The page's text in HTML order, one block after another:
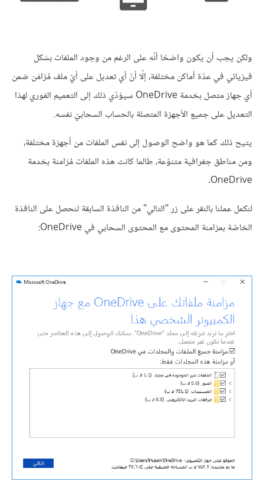
ولكن يجب أن يكون واضحًا أنّه على الرغم من وجود الملفات بشكل
فيزيائي في عدّة أماكن مختلفة، إلّا أنّ أي تعديل على أيّ ملف مُزامَن ضمن
أي جهاز متصل بخدمة OneDrive سيؤدّي ذلك إلى التعميم الفوري لهذا
التعديل على جميع الأجهزة المتصلة بالحساب السحابيّ نفسه.
يتيح ذلك كما هو واضح الوصول إلى نفس الملفات من أجهزة مختلفة،
ومن مناطق جغرافية متنوّعة، طالما كانت هذه الملفات مُزامنة بخدمة
OneDrive.
لنكمل عملنا بالنقر على زر "التالي" من النافذة السابقة لنحصل على النافذة
الخاصّة بمزامنة المحتوى مع المحتوى السحابي في OneDrive: